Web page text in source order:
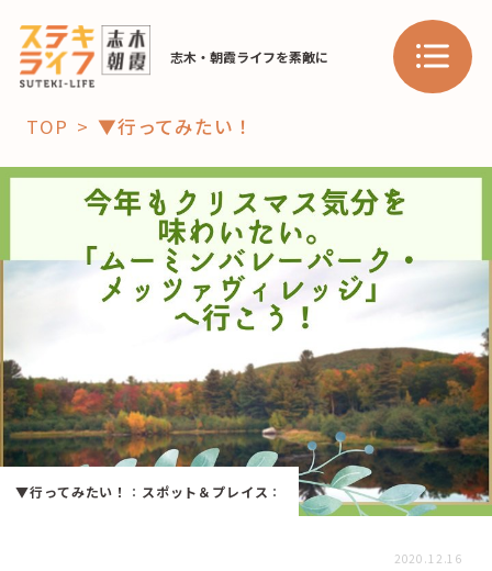
志木・朝霞ライフを素敵に
「コト」
子育て
暮らし
おすすめ
スポット 学び・教育
「場」
HAREL HAREL
活用事例
TOP ▼行ってみたい！
▼行ってみたい！ ： スポット＆プレイス ：
2020.12.16